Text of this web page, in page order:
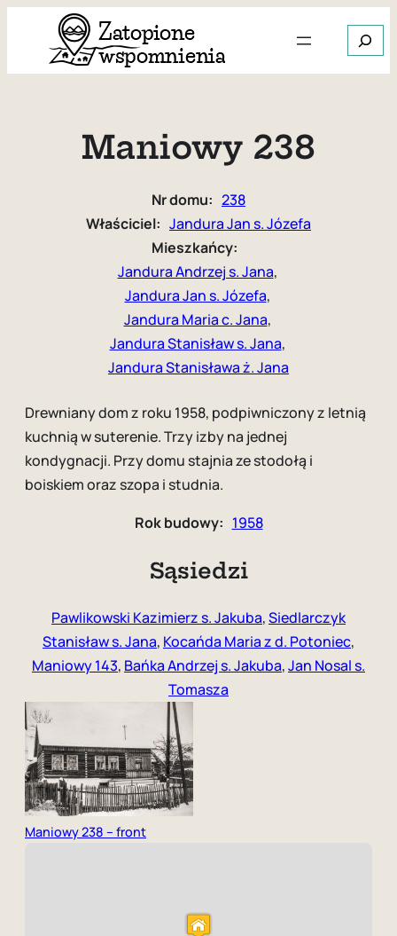
Szukaj
Maniowy 238
Nr domu: 238
Właściciel: Jandura Jan s. Józefa
Mieszkańcy:
Jandura Andrzej s. Jana,
Jandura Jan s. Józefa,
Jandura Maria c. Jana,
Jandura Stanisław s. Jana,
Jandura Stanisława ż. Jana
Drewniany dom z roku 1958, podpiwniczony z letnią
kuchnią w suterenie. Trzy izby na jednej
kondygnacji. Przy domu stajnia ze stodołą i
boiskiem oraz szopa i studnia.
Rok budowy: 1958
Sąsiedzi
Pawlikowski Kazimierz s. Jakuba,Siedlarczyk
Stanisław s. Jana, Kocańda Maria z d. Potoniec,
Maniowy 143, Bańka Andrzej s. Jakuba,Jan Nosal s.
Tomasza
Maniowy 238 – front